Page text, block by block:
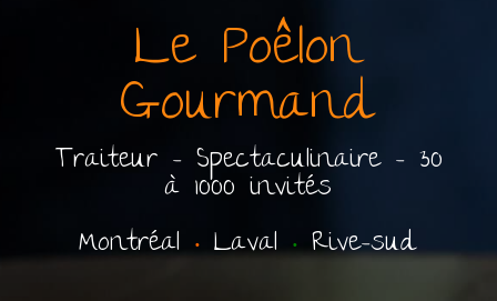
Le Poêlon
Gourmand
Traiteur - Spectaculinaire - 30
à 1000 invités
Montréal•Laval•Rive-sud